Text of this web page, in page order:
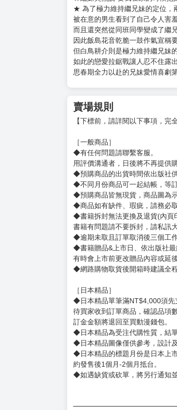
購買評價限制
使用超商取貨付款：負評≦1
思春期小妹的調教方式(01)
★繼妹突然說 要我在家的時候把
★ 為了極力維持繼兄妹的定位，
被在意的男生看到了自己令人害
因此飯島花音乾脆一鼓作氣宣稱
但白鳥耕介則是極力維持繼兄妹的
如此的戀愛拉鋸戰讓人忍不住露
思春期全力以赴的兄妹愛情喜劇
賣場規則
【下標前，請詳閱以下事項，完
［一般商品］
◆有任何問題請聯繫客服。
用評價溝通者，日後將不再提供
◆不同月份商品可一起結帳，等
◆預購商品皆無現貨，商品圖為
◆商品如有缺件、瑕疵，請務必
◆書籍拆封無法更換及退貨(內頁
書籍有問題請不要拆封，請私訊
◆逾期未取且訂單取消後三個工
◆書籍贈品&上市日、依出版社
有時會上市前更改贈品內容或延
◆網路購物取貨後開箱時建議全